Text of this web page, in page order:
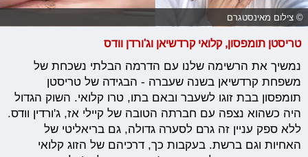
© צילום מאינסטגרם
טריסטן תומפסון, קלואי קרדשיאן וג'ורדן וודס
נמשיך את הרשימה שלנו עם הדרמה הבלתי נשכחת של
משפחת קרדשיאן בשנה שעברה - הבגידה של טריסטן
תומפסון בבת זוגו לשעבר ובאם בתו, טרו קלואי. השוק הגדול
היה כשהוא נצפה עם חברתה הטובה של קיילי אז, ג'ורדין וודס.
ללא ספק עניין זה גרם לסערה גדולה, גם בריאליטי של
האחיות וגם ברשת. בעקבות כך, דרכיהם של הזוג קלואי